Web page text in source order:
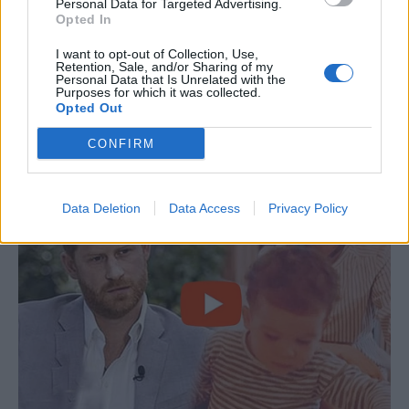
Personal Data for Targeted Advertising.
Opted In
I want to opt-out of Collection, Use,
Retention, Sale, and/or Sharing of my
Personal Data that Is Unrelated with the
Purposes for which it was collected.
Opted Out
CONFIRM
Data Deletion Data Access Privacy Policy